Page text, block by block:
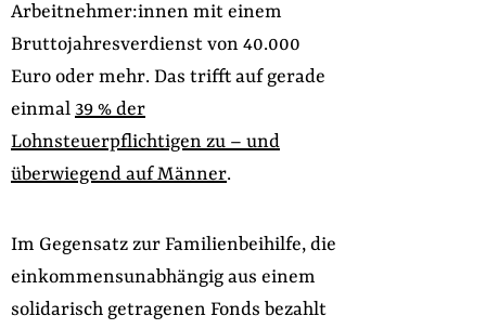
Arbeitnehmer:innen mit einem
Bruttojahresverdienst von 40.000
Euro oder mehr. Das trifft auf gerade
einmal 39 % der
Lohnsteuerpflichtigen zu – und
überwiegend auf Männer.
Im Gegensatz zur Familienbeihilfe, die
einkommensunabhängig aus einem
solidarisch getragenen Fonds bezahlt